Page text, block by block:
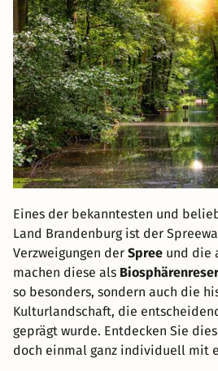
Eines der bekanntesten und
Land Brandenburg ist der
Verzweigungen der Spree und die
machen diese als
so besonders, sondern auch die
Kulturlandschaft, die
geprägt wurde. Entdecken Sie
doch einmal ganz individuell mit